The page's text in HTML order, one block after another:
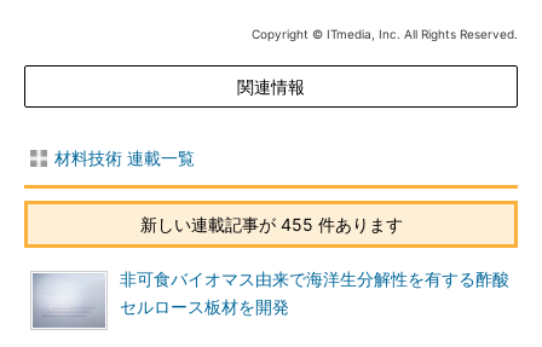
Copyright © ITmedia, Inc. All Rights Reserved.
関連情報
材料技術 連載一覧
新しい連載記事が 455 件あります
非可食バイオマス由来で海洋生分解性を有する酢酸
セルロース板材を開発